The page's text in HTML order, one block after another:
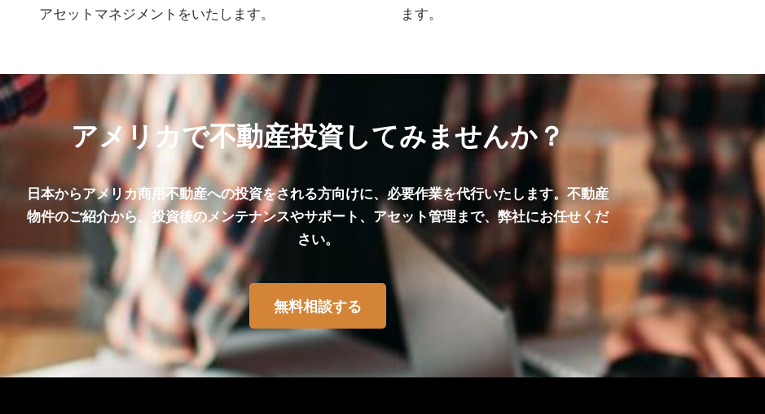
アセットマネジメントをいたします。
ます。
アメリカで不動産投資してみませんか？
日本からアメリカ商用不動産への投資をされる方向けに、必要作業を代行いたします。不動産
物件のご紹介から、投資後のメンテナンスやサポート、アセット管理まで、弊社にお任せくだ
さい。
無料相談する